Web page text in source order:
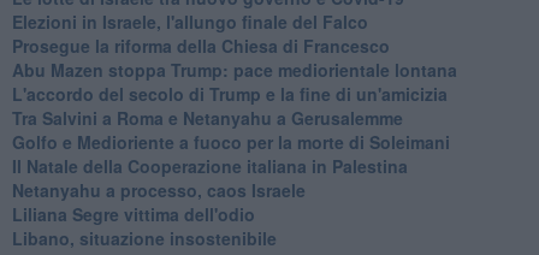
Elezioni in Israele, l'allungo finale del Falco
Prosegue la riforma della Chiesa di Francesco
Abu Mazen stoppa Trump: pace mediorientale lontana
L'accordo del secolo di Trump e la fine di un'amicizia
Tra Salvini a Roma e Netanyahu a Gerusalemme
Golfo e Medioriente a fuoco per la morte di Soleimani
Il Natale della Cooperazione italiana in Palestina
Netanyahu a processo, caos Israele
Liliana Segre vittima dell'odio
Libano, situazione insostenibile